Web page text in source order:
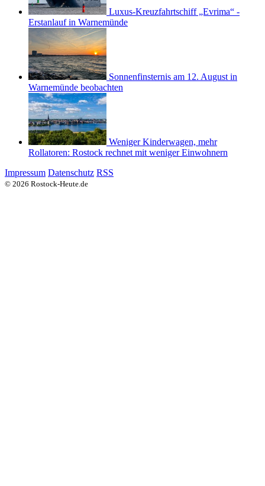
Luxus-Kreuzfahrtschiff „Evrima“ -
Erstanlauf in Warnemünde
Sonnenfinsternis am 12. August in
Warnemünde beobachten
Weniger Kinderwagen, mehr
Rollatoren: Rostock rechnet mit weniger Einwohnern
Impressum Datenschutz RSS
© 2026 Rostock-Heute.de